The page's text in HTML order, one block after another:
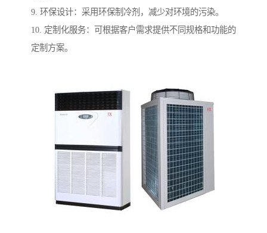
9. 环保设计：采用环保制冷剂，减少对环境的污染。
10. 定制化服务：可根据客户需求提供不同规格和功能的
定制方案。